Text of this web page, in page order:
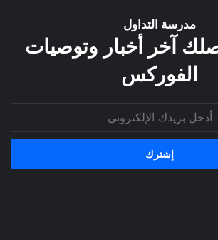
مدرسة التداول
آخر أخبار وتوصيات
الفوركس